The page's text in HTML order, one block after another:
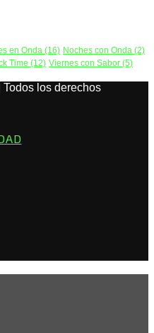
en Onda (16) Noches con Onda (2)
Time (12) Viernes con Sabor (5)
los derechos